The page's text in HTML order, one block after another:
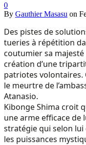
0
By Gauthier Masasu on
Des pistes de
tueries à répétition
coutumier sa
création d’une
patriotes volontaires.
le meurtre de
Atanasio.
Kibonge Shima croit
une arme efficace de
stratégie qui selon
les puissances